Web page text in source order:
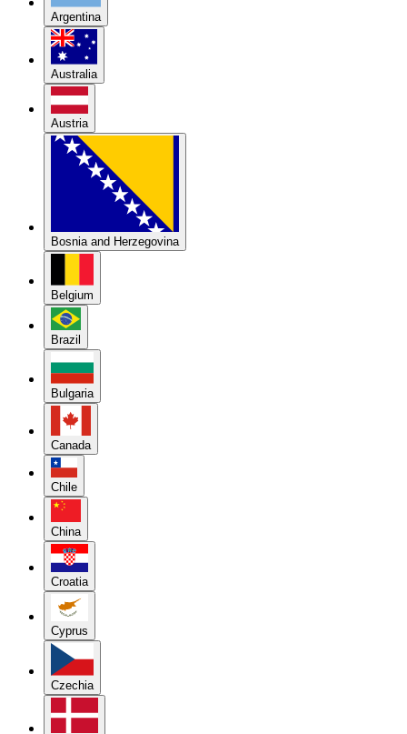
Argentina
Australia
Austria
Bosnia and Herzegovina
Belgium
Brazil
Bulgaria
Canada
Chile
China
Croatia
Cyprus
Czechia